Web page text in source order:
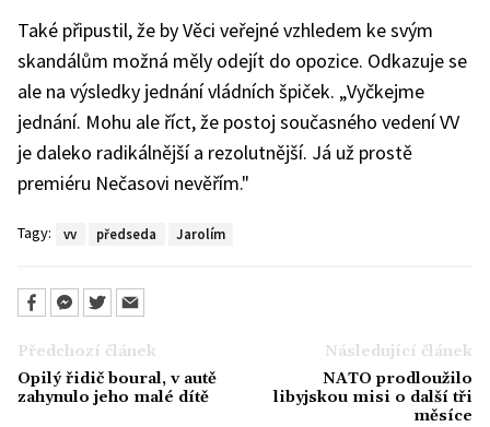
Také připustil, že by Věci veřejné vzhledem ke svým
skandálům možná měly odejít do opozice. Odkazuje se
ale na výsledky jednání vládních špiček. „Vyčkejme
jednání. Mohu ale říct, že postoj současného vedení VV
je daleko radikálnější a rezolutnější. Já už prostě
premiéru Nečasovi nevěřím."
Tagy: vv předseda Jarolím
Předchozí článek
Opilý řidič boural, v autě
zahynulo jeho malé dítě
Následující článek
NATO prodloužilo
libyjskou misi o další tři
měsíce